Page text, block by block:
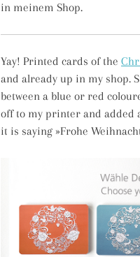
in meinem Shop.
Yay! Printed cards of the
and already up in my shop.
between a blue or red
off to my printer and added
it is saying »Frohe